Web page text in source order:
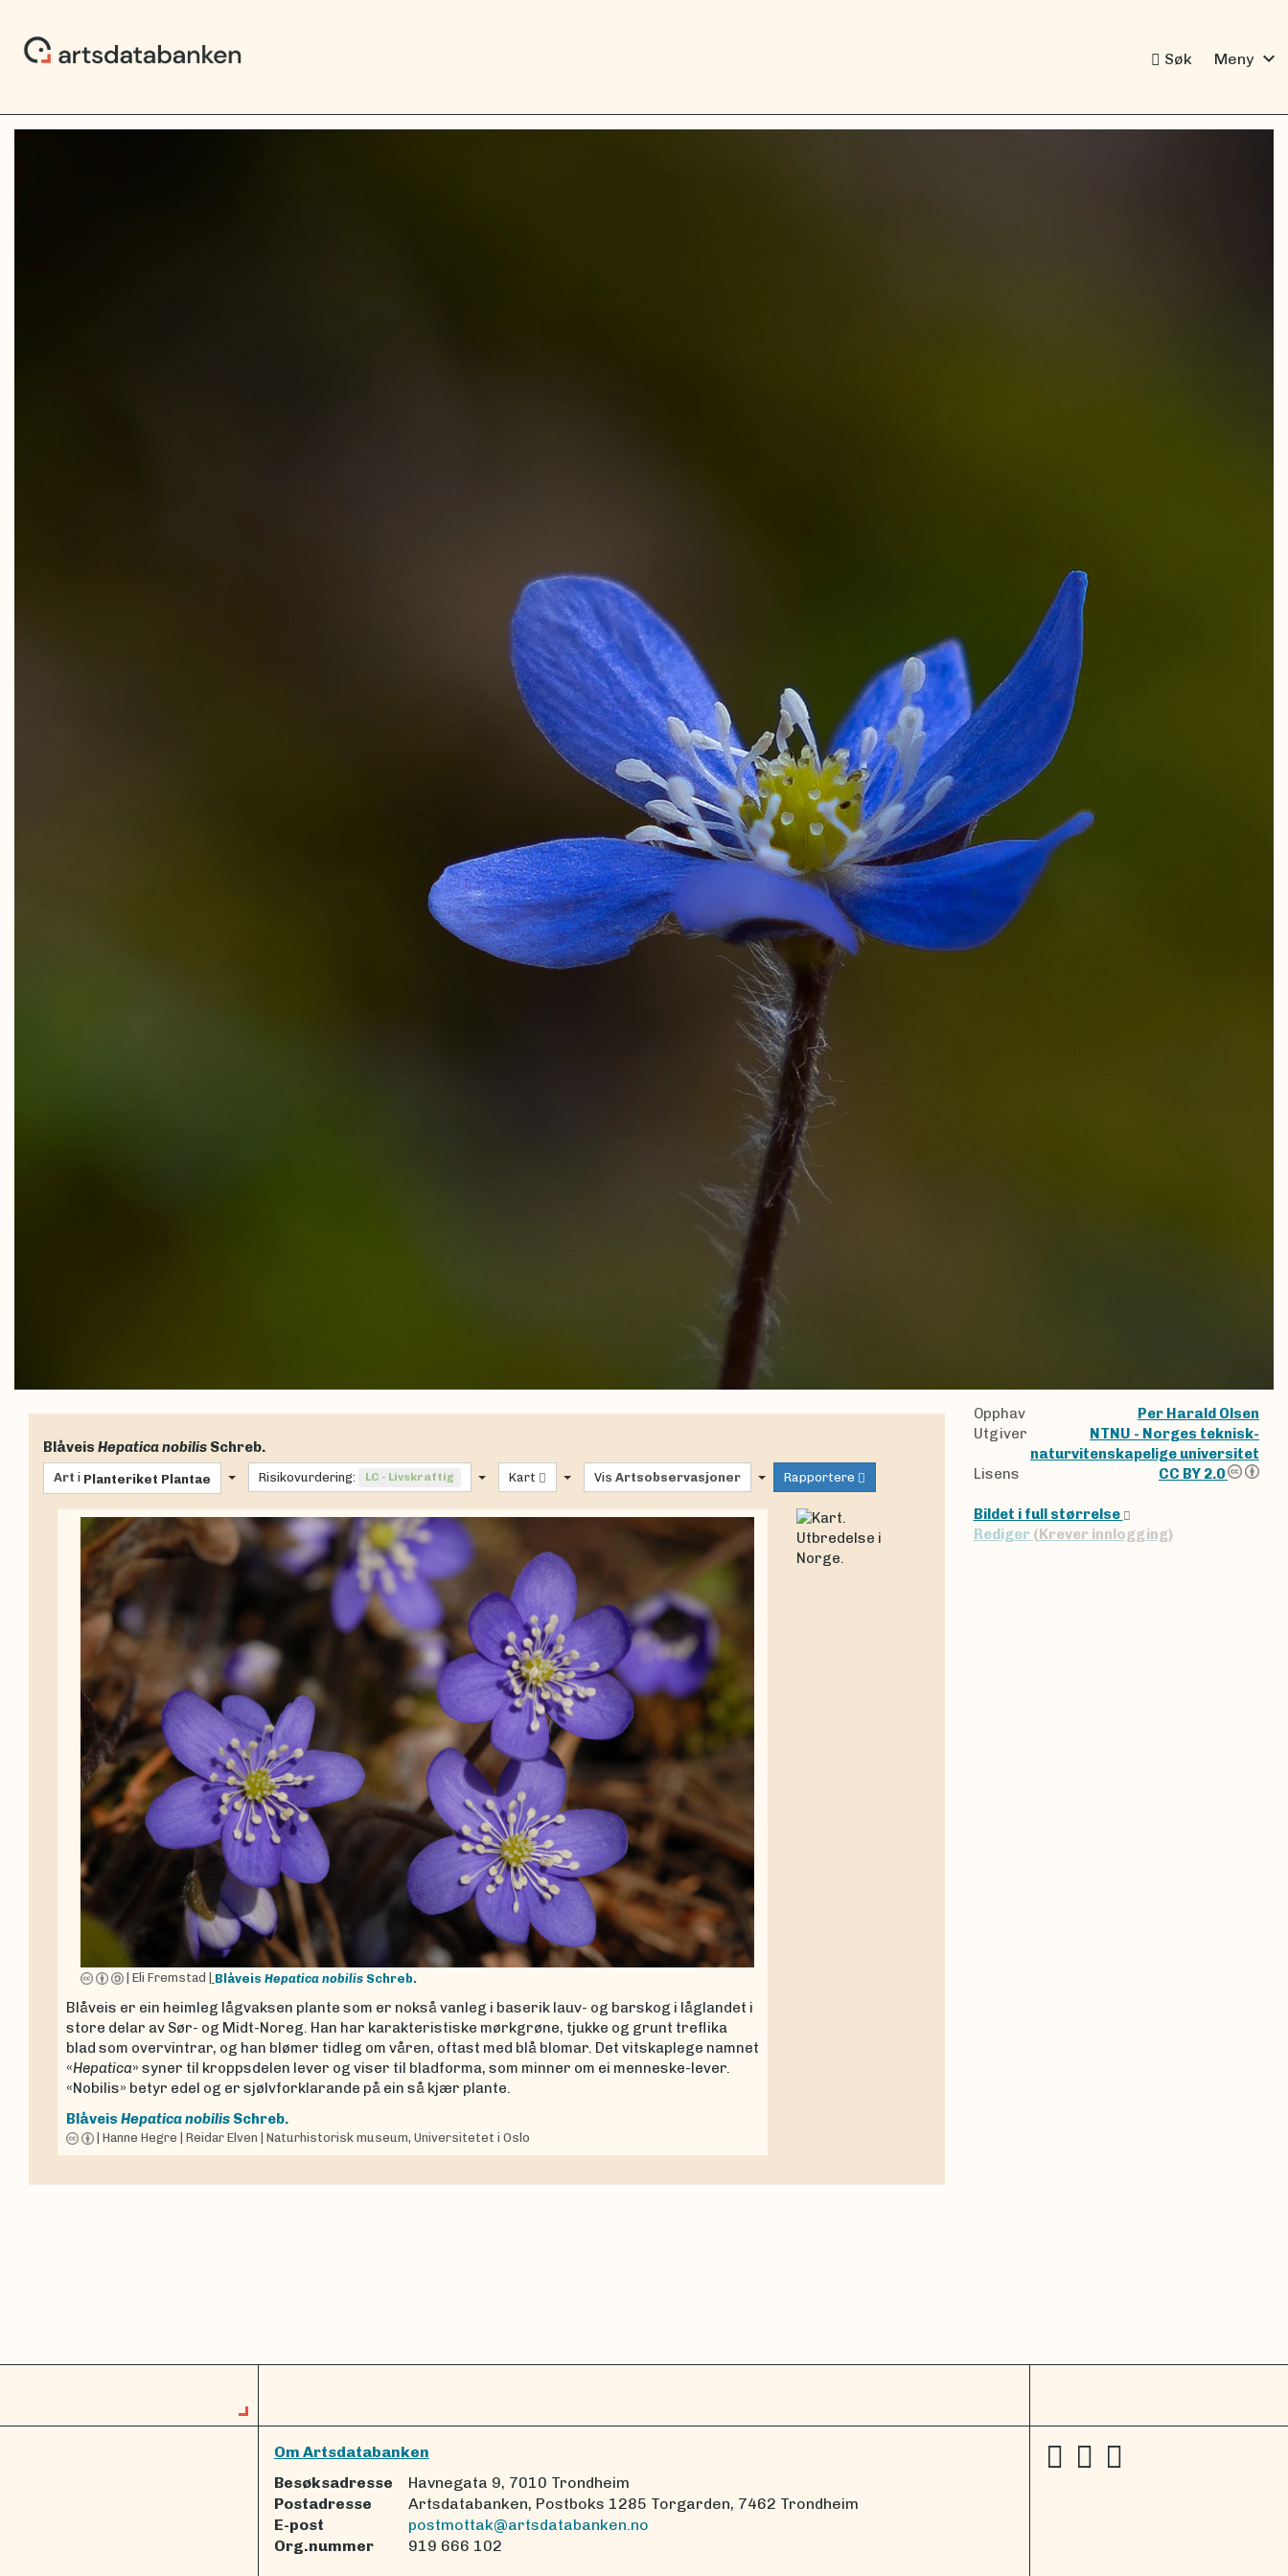
Søk Meny expand_more
Blåveis Hepatica nobilis Schreb.
Art i Planteriket Plantae Risikovurdering: LC - Livskraftig Kart VisArtsobservasjoner Rapportere
Eli Fremstad Blåveis Hepatica nobilis Schreb.
Blåveis er ein heimleg lågvaksen plante som er nokså vanleg i baserik lauv- og barskog i låglandet i
store delar av Sør- og Midt-Noreg. Han har karakteristiske mørkgrøne, tjukke og grunt treflika
blad som overvintrar, og han blømer tidleg om våren, oftast med blå blomar. Det vitskaplege namnet
«Hepatica» syner til kroppsdelen lever og viser til bladforma, som minner om ei menneske-lever.
«Nobilis» betyr edel og er sjølvforklarande på ein så kjær plante.
Blåveis Hepatica nobilis Schreb.
Hanne Hegre Reidar Elven Naturhistorisk museum, Universitetet i Oslo
Opphav
Per Harald Olsen
Utgiver
NTNU - Norges teknisk-
naturvitenskapelige universitet
Lisens
CC BY 2.0
Bildet i full størrelse
Rediger (Krever innlogging)
Om Artsdatabanken
Besøksadresse
Havnegata 9, 7010 Trondheim
Postadresse
Artsdatabanken, Postboks 1285 Torgarden, 7462 Trondheim
E-post
postmottak@artsdatabanken.no
Org.nummer
919 666 102